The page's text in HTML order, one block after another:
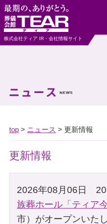
株式会社ティア IR・会社情報サイト
top > ニュース > 更新情報
更新情報
2026年08月06日
族葬ホール「ティア今
市）がオープンいたし